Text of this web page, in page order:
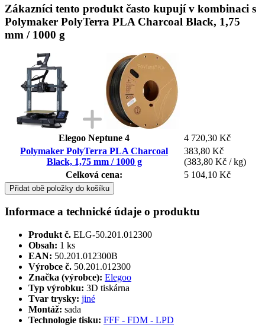
Zákazníci tento produkt často kupují v kombinaci s
Polymaker PolyTerra PLA Charcoal Black, 1,75
mm / 1000 g
Elegoo Neptune 4
4 720,30 Kč
Polymaker PolyTerra PLA Charcoal
Black, 1,75 mm / 1000 g
383,80 Kč
(383,80 Kč / kg)
Celková cena:
5 104,10 Kč
Přidat obě položky do košíku
Informace a technické údaje o produktu
Produkt č. ELG-50.201.012300
Obsah: 1 ks
EAN: 50.201.012300B
Výrobce č. 50.201.012300
Značka (výrobce): Elegoo
Typ výrobku: 3D tiskárna
Tvar trysky: jiné
Montáž: sada
Technologie tisku: FFF - FDM - LPD